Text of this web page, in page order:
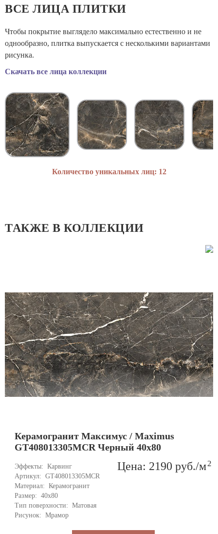
Количество штук в упаковке:
Вес коробки: 28.833
Объем коробки:0.0168
Назначение:Универсальная
ВСЕ ЛИЦА ПЛИТКИ
Чтобы покрытие выглядело максимально естественно и не
однообразно, плитка выпускается с несколькими вариантами
рисунка.
Скачать все лица коллекции
Количество уникальных лиц: 12
ТАКЖЕ В КОЛЛЕКЦИИ
Керамогранит Максимус / Maximus
GT408013305MCR Черный 40x80
Эффекты: Карвинг
Артикул: GT408013305MCR
Материал: Керамогранит
Размер: 40x80
Тип поверхности: Матовая
Рисунок: Мрамор
Цена: 2190 руб./м2